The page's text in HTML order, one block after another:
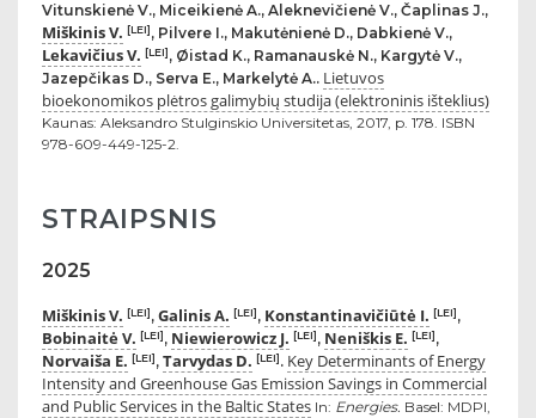
Vitunskienė V., Miceikienė A., Aleknevičienė V., Čaplinas J.,
Miškinis V. [LEI], Pilvere I., Makutėnienė D., Dabkienė V.,
Lekavičius V. [LEI], Øistad K., Ramanauskė N., Kargytė V.,
Jazepčikas D., Serva E., Markelytė A.. Lietuvos
bioekonomikos plėtros galimybių studija (elektroninis išteklius)
Kaunas: Aleksandro Stulginskio Universitetas, 2017, p. 178. ISBN
978-609-449-125-2.
STRAIPSNIS
2025
Miškinis V. [LEI], Galinis A. [LEI], Konstantinavičiūtė I. [LEI],
Bobinaitė V. [LEI], Niewierowicz J. [LEI], Neniškis E. [LEI],
Norvaiša E. [LEI], Tarvydas D. [LEI]. Key Determinants of Energy
Intensity and Greenhouse Gas Emission Savings in Commercial
and Public Services in the Baltic States In: Energies. Basel: MDPI,